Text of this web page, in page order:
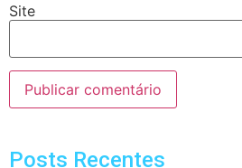
Site
Posts Recentes